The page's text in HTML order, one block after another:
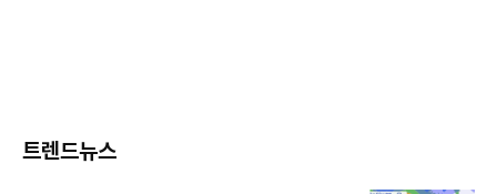
트렌드뉴스